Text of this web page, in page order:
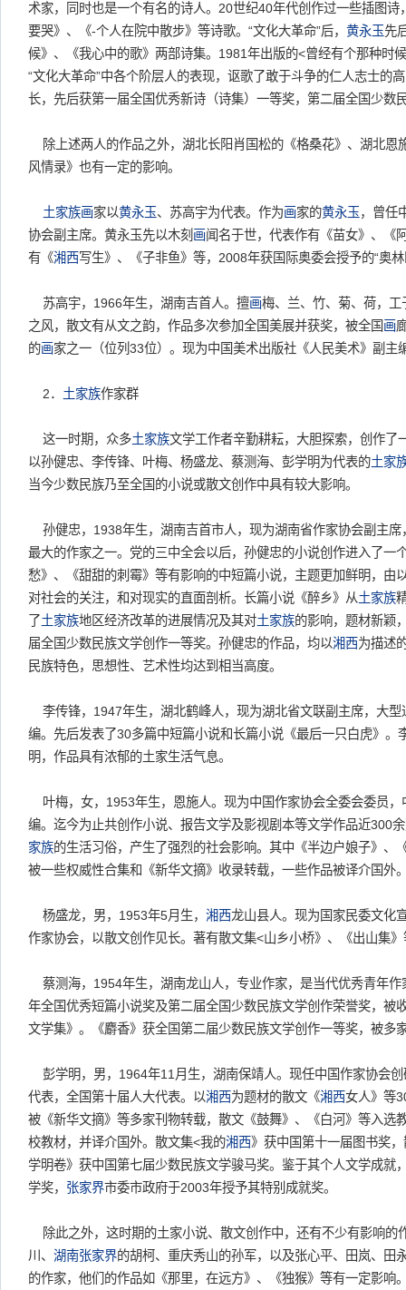
术家，同时也是一个有名的诗人。20世纪40年代创作过一些插图
要哭》、《-个人在院中散步》等诗歌。“文化大革命”后， 黄永玉先
候》、《我心中的歌》两部诗集。1981年出版的<曾经有个那种时
“文化大革命”中各个阶层人的表现，讴歌了敢于斗争的仁人志士的
长，先后获第一届全国优秀新诗（诗集）一等奖，第二届全国少数
除上述两人的作品之外，湖北长阳肖国松的《格桑花》、湖北恩
风情录》也有一定的影响。
土家族画家以黄永玉、苏高宇为代表。作为画家的黄永玉，曾任
协会副主席。黄永玉先以木刻 画闻名于世，代表作有《苗女》、《
有《湘西写生》、《子非鱼》等，2008年获国际奥委会授予的“奥
苏高宇，1966年生，湖南吉首人。擅画梅、兰、竹、菊、荷，
之风，散文有从文之韵，作品多次参加全国美展并获奖，被全国画
的画家之一（位列33位）。现为中国美术出版社《人民美术》副主
2． 土家族作家群
这一时期，众多土家族文学工作者辛勤耕耘，大胆探索，创作了
以孙健忠、李传锋、叶梅、杨盛龙、蔡测海、彭学明为代表的土家
当今少数民族乃至全国的小说或散文创作中具有较大影响。
孙健忠，1938年生，湖南吉首市人，现为湖南省作家协会副主席
最大的作家之一。党的三中全会以后，孙健忠的小说创作进入了一
愁》、《甜甜的刺霉》等有影响的中短篇小说，主题更加鲜明，由
对社会的关注，和对现实的直面剖析。长篇小说《醉乡》从土家族
了土家族地区经济改革的进展情况及其对土家族的影响，题材新颖
届全国少数民族文学创作一等奖。孙健忠的作品，均以湘西为描述
民族特色，思想性、艺术性均达到相当高度。
李传锋，1947年生，湖北鹤峰人，现为湖北省文联副主席，大型
编。先后发表了30多篇中短篇小说和长篇小说《最后一只白虎》。
明，作品具有浓郁的土家生活气息。
叶梅，女，1953年生，恩施人。现为中国作家协会全委会委员，
编。迄今为止共创作小说、报告文学及影视剧本等文学作品近300
家族的生活习俗，产生了强烈的社会影响。其中《半边户娘子》、
被一些权威性合集和《新华文摘》收录转载，一些作品被译介国外
杨盛龙，男，1953年5月生， 湘西龙山县人。现为国家民委文化
作家协会，以散文创作见长。著有散文集<山乡小桥》、《出山集》
蔡测海，1954年生，湖南龙山人，专业作家，是当代优秀青年作
年全国优秀短篇小说奖及第二届全国少数民族文学创作荣誉奖，被
文学集》。《麝香》获全国第二届少数民族文学创作一等奖，被多
彭学明，男，1964年11月生，湖南保靖人。现任中国作家协会
代表，全国第十届人大代表。以湘西为题材的散文《湘西女人》等
被《新华文摘》等多家刊物转载，散文《鼓舞》、《白河》等入选
校教材，并译介国外。散文集<我的湘西》获中国第十一届图书奖
学明卷》获中国第七届少数民族文学骏马奖。鉴于其个人文学成就
学奖， 张家界市委市政府于2003年授予其特别成就奖。
除此之外，这时期的土家小说、散文创作中，还有不少有影响的
川、 湖南张家界的胡柯、重庆秀山的孙军，以及张心平、田岚、田
的作家，他们的作品如《那里，在远方》、《独猴》等有一定影响